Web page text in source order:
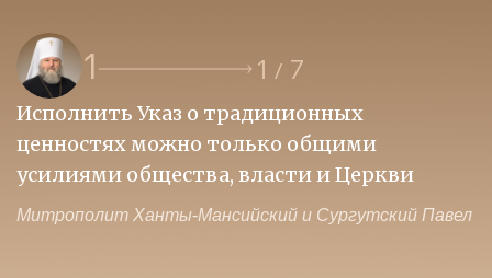
2 2 /7
общими
власти и Церкви
и Сургутский Павел
Образ нашего
кто на передовой и от
молится о победе
Митрополит Ханты-